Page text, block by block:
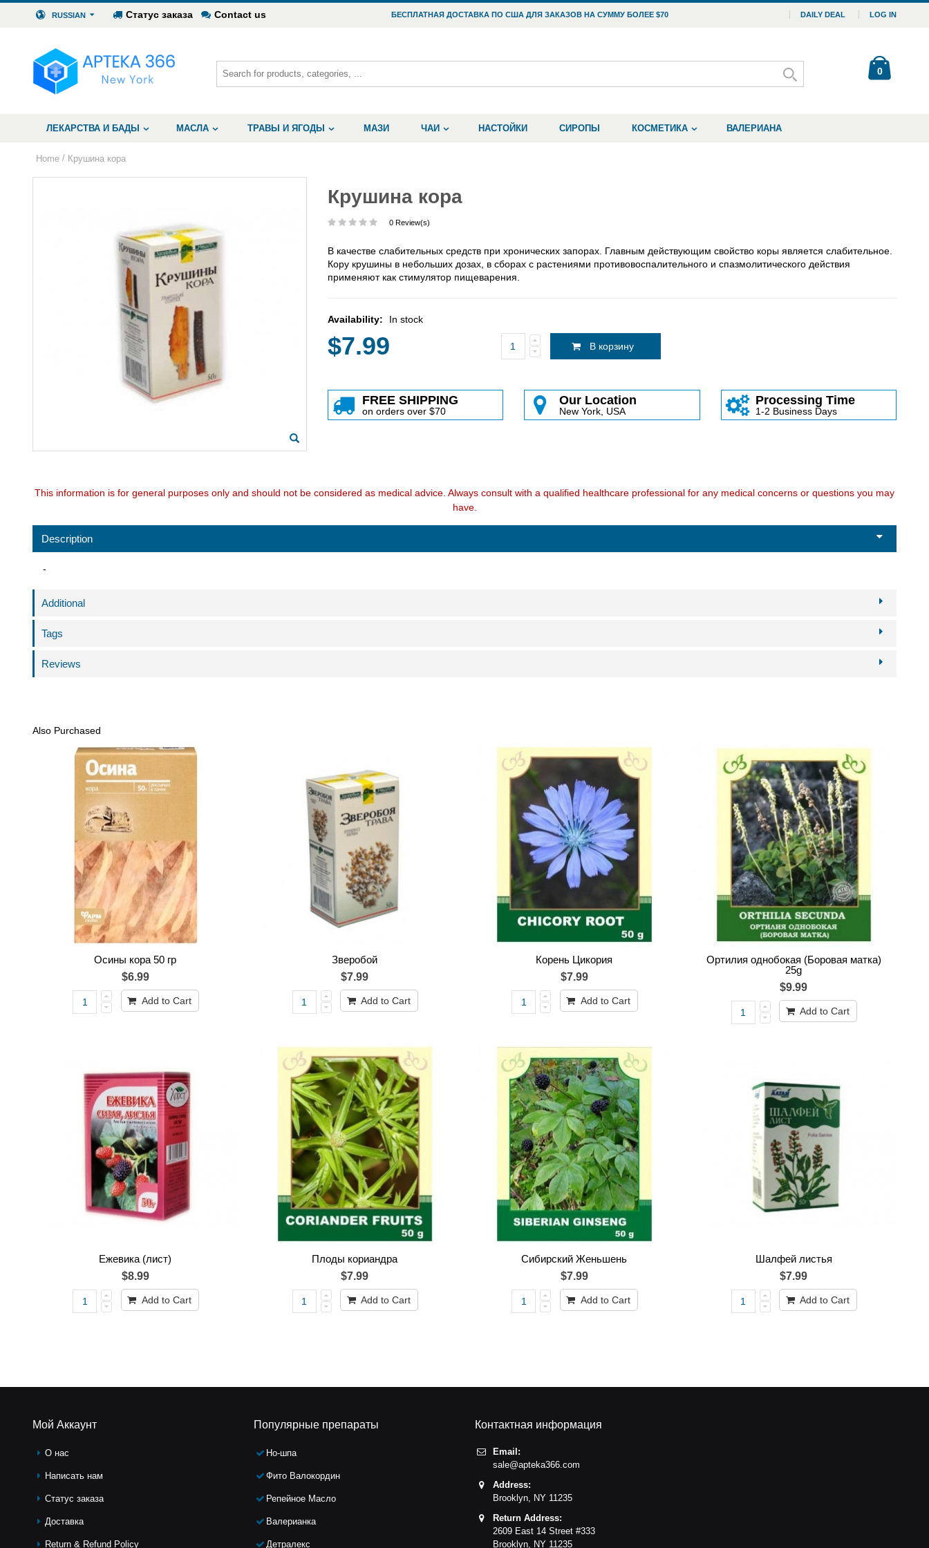
RUSSIAN Статус заказа Contact us DAILY DEAL LOG IN
БЕСПЛАТНАЯ ДОСТАВКА ПО США ДЛЯ ЗАКАЗОВ НА СУММУ БОЛЕЕ $70
0
ЛЕКАРСТВА И БАДЫ МАСЛА ТРАВЫ И ЯГОДЫ МАЗИ ЧАИ НАСТОЙКИ СИРОПЫ КОСМЕТИКА ВАЛЕРИАНА
Home / Крушина кора
Крушина кора
0 Review(s)
В качестве слабительных средств при хронических запорах. Главным действующим свойство коры является слабительное.
Кору крушины в небольших дозах, в сборах с растениями противовоспалительного и спазмолитического действия
применяют как стимулятор пищеварения.
Availability: In stock
$7.99 В корзину
FREE SHIPPING
on orders over $70
Our Location
New York, USA
Processing Time
1-2 Business Days
This information is for general purposes only and should not be considered as medical advice. Always consult with a qualified healthcare professional for any medical concerns or questions you may
have.
Description
-
Additional
Tags
Reviews
Also Purchased
Осины кора 50 гр
$6.99
Add to Cart
Зверобой
$7.99
Add to Cart
Корень Цикория
$7.99
Add to Cart
Ортилия однобокая (Боровая матка)
25g
$9.99
Add to Cart
Ежевика (лист)
$8.99
Add to Cart
Плоды кориандра
$7.99
Add to Cart
Сибирский Женьшень
$7.99
Add to Cart
Шалфей листья
$7.99
Add to Cart
Мой Аккаунт
О нас
Написать нам
Статус заказа
Доставка
Return & Refund Policy
Популярные препараты
Но-шпа
Фито Валокордин
Репейное Масло
Валерианка
Детралекс
Контактная информация
Email:
sale@apteka366.com
Address:
Brooklyn, NY 11235
Return Address:
2609 East 14 Street #333
Brooklyn, NY 11235